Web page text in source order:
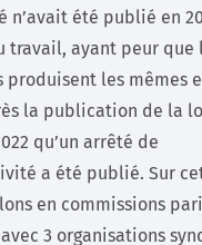
n’avait été publié en
travail, ayant peur que
produisent les mêmes
la publication de la
qu’un arrêté de
a été publié. Sur
en commissions
3 organisations